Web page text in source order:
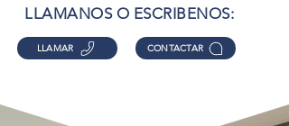
LLAMANOS O ESCRIBENOS:
LLAMAR CONTACTAR